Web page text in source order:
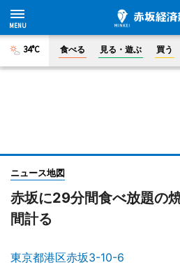
34°C 食べる 見る・遊ぶ 買う
ニュース地図
赤坂に29分間食べ放題の
間計る
東京都港区赤坂3-10-6